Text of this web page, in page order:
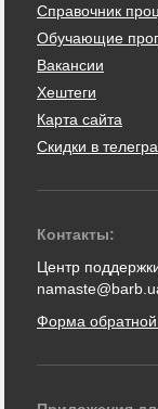
Справочник
Обучающие
Вакансии
Хештеги
Карта сайта
Скидки в
Контакты:
Центр
Форма обратной